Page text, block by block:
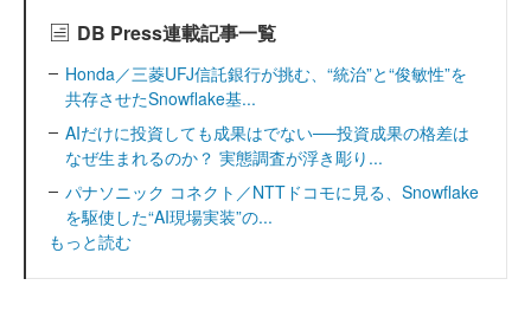
DB Press連載記事一覧
Honda／三菱UFJ信託銀行が挑む、“統治”と“俊敏性”を
共存させたSnowflake基...
AIだけに投資しても成果はでない──投資成果の格差は
なぜ生まれるのか？ 実態調査が浮き彫り...
パナソニック コネクト／NTTドコモに見る、Snowflake
を駆使した“AI現場実装”の...
もっと読む